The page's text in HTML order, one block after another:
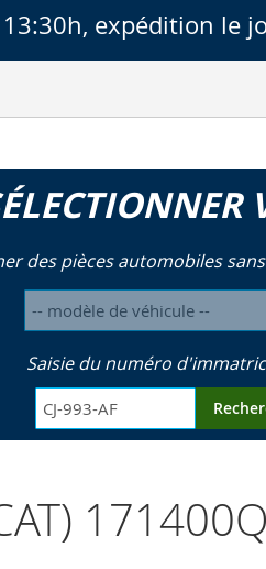
expédition le
des pièces automobiles
Saisie du numéro